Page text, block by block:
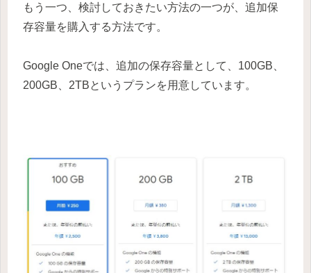
もう一つ、検討しておきたい方法の一つが、追加保
存容量を購入する方法です。
Google Oneでは、追加の保存容量として、100GB、
200GB、2TBというプランを用意しています。